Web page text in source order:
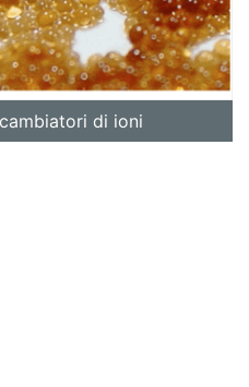
di ioni